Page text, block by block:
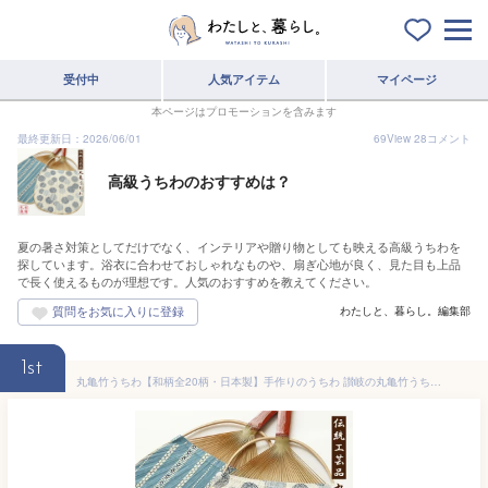
受付中 人気アイテム マイページ
本ページはプロモーションを含みます
最終更新日：2026/06/01
69View 28コメント
高級うちわのおすすめは？
夏の暑さ対策としてだけでなく、インテリアや贈り物としても映える高級うちわを
探しています。浴衣に合わせておしゃれなものや、扇ぎ心地が良く、見た目も上品
で長く使えるものが理想です。人気のおすすめを教えてください。
わたしと、暮らし。編集部
1st
丸亀竹うちわ【和柄全20柄・日本製】手作りのうちわ 讃岐の丸亀竹うちわ 夏祭りの浴衣姿に 讃岐のお土産物として 伝統工芸品 納涼グッズ 竹 和紙 小判うちわ 和装 和服 父の日 お父さん お義父さん ギフト 贈り物 プレゼント 四国 香川 讃岐 丸亀 竹製 涼 金魚 うさぎ